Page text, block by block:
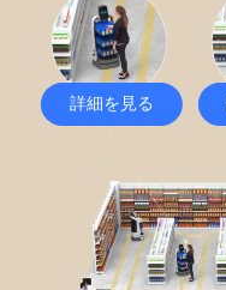
詳細を見る